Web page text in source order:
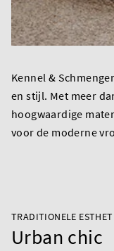
Kennel &
en stijl. Met meer
hoogwaardige
voor de moderne
TRADITIONELE
Urban chic